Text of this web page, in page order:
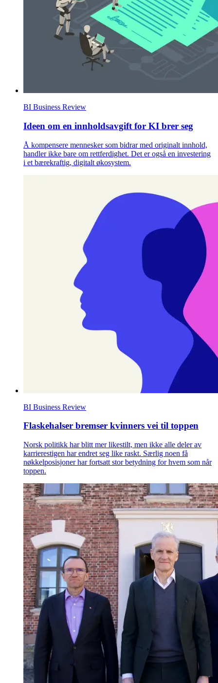
BI Business Review
Ideen om en innholdsavgift for KI brer seg
Å kompensere mennesker som bidrar med originalt innhold,
handler ikke bare om rettferdighet. Det er også en investering
i et bærekraftig, digitalt økosystem.
BI Business Review
Flaskehalser bremser kvinners vei til toppen
Norsk politikk har blitt mer likestilt, men ikke alle deler av
karrierestigen har endret seg like raskt. Særlig noen få
nøkkelposisjoner har fortsatt stor betydning for hvem som når
toppen.